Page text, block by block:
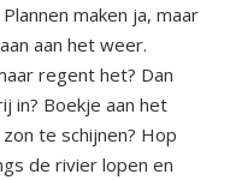
maken ja, maar
aan het weer.
regent het? Dan
in? Boekje aan het
te schijnen? Hop
de rivier lopen en